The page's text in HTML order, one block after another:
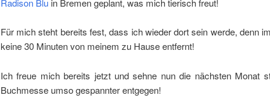
Radison Bluin Bremen geplant, was mich tierisch freut!
Für mich steht bereits fest, dass ich wieder dort sein werde, denn
keine 30 Minuten von meinem zu Hause entfernt!
Ich freue mich bereits jetzt und sehne nun die nächsten Monat
Buchmesse umso gespannter entgegen!